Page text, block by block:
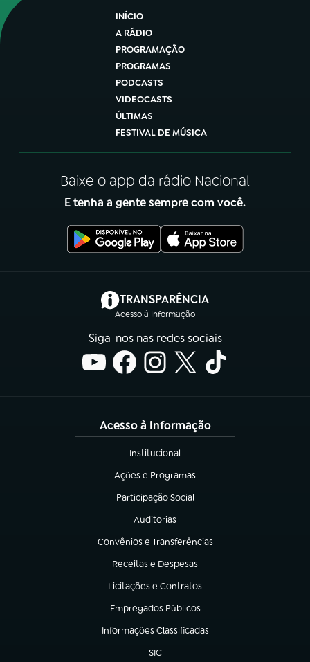
INÍCIO
A RÁDIO
PROGRAMAÇÃO
PROGRAMAS
PODCASTS
VIDEOCASTS
ÚLTIMAS
FESTIVAL DE MÚSICA
Baixe o app da rádio Nacional
E tenha a gente sempre com você.
TRANSPARÊNCIA
Acesso à Informação
(abre em nova aba)
Siga-nos nas redes sociais
Acesso à Informação
Institucional
(abre em nova aba)
Ações e Programas
(abre em nova aba)
Participação Social
(abre em nova aba)
Auditorias
(abre em nova aba)
Convênios e Transferências
(abre em nova aba)
Receitas e Despesas
(abre em nova aba)
Licitações e Contratos
(abre em nova aba)
Empregados Públicos
(abre em nova aba)
Informações Classificadas
(abre em nova aba)
SIC
(abre em nova aba)